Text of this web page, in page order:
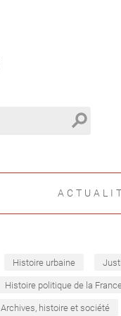
search
Histoire urbaine
Histoire politique de la
Archives, histoire et société